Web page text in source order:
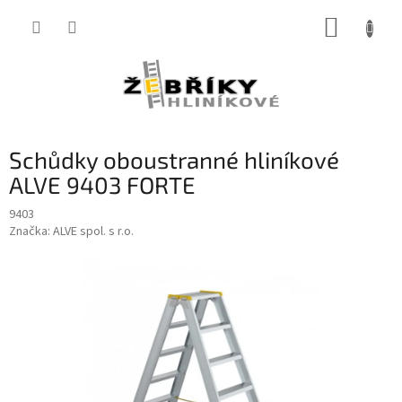
Schůdky oboustranné hliníkové
ALVE 9403 FORTE
9403
Značka: ALVE spol. s r.o.